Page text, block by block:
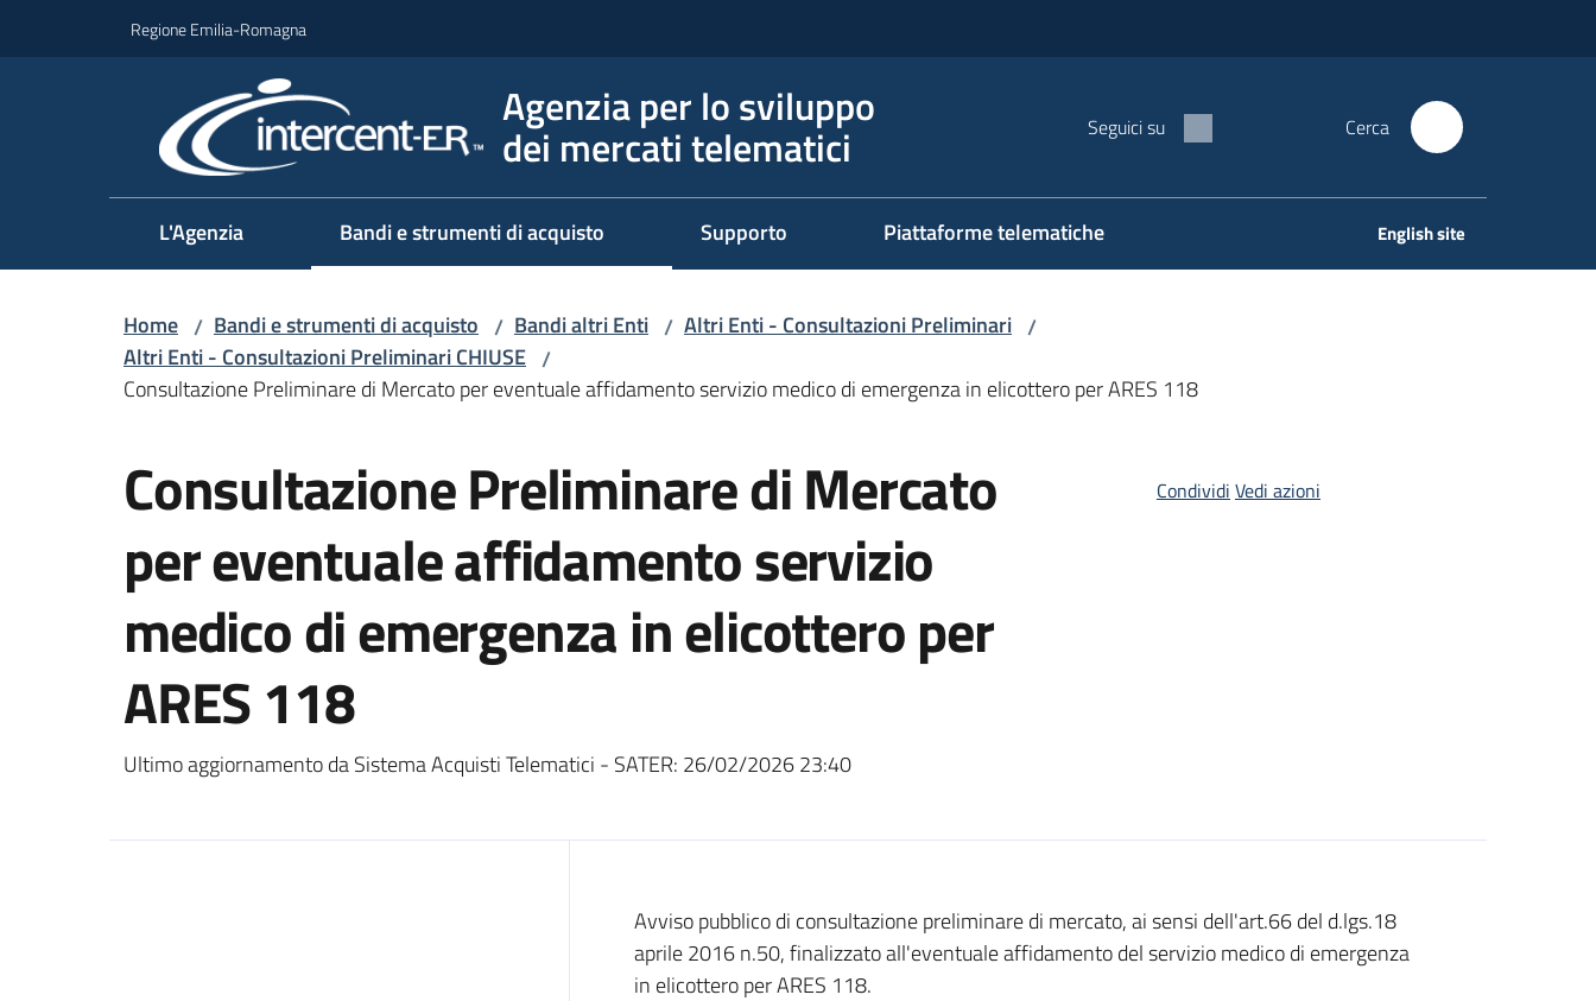
Regione Emilia-Romagna
Agenzia per lo sviluppo
dei mercati telematici Seguici su Cerca
L'Agenzia Bandi e strumenti di acquisto Supporto Piattaforme telematiche English site
Home / Bandi e strumenti di acquisto / Bandi altri Enti / Altri Enti - Consultazioni Preliminari /
Altri Enti - Consultazioni Preliminari CHIUSE /
Consultazione Preliminare di Mercato per eventuale affidamento servizio medico di emergenza in elicottero per ARES 118
Consultazione Preliminare di Mercato
per eventuale affidamento servizio
medico di emergenza in elicottero per
ARES 118
Ultimo aggiornamento da Sistema Acquisti Telematici - SATER: 26/02/2026 23:40
Condividi Vedi azioni
Dati del bando
Avviso pubblico di consultazione preliminare di mercato, ai sensi dell'art.66 del d.lgs.18
aprile 2016 n.50, finalizzato all'eventuale affidamento del servizio medico di emergenza
in elicottero per ARES 118.